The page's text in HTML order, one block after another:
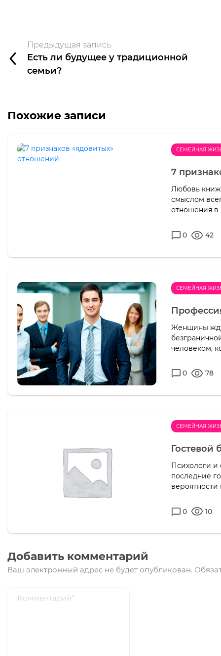
Предыдущая запись
Есть ли будущее у традиционной
семьи?
Похожие записи
СЕМЕЙНАЯ
7
Любовь
смыслом
отношения в
0 42
СЕМЕЙНАЯ
Женщины
человеком,
0 78
СЕМЕЙНАЯ
Гостевой
Психологи и
последние
0 10
Добавить комментарий
Ваш электронный адрес не будет опубликован.